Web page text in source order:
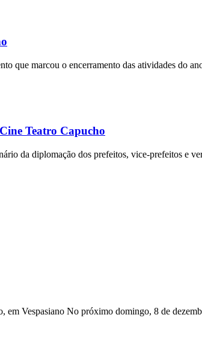
que marcou o encerramento das atividades do
Teatro Capucho
da diplomação dos prefeitos, vice-prefeitos e
em Vespasiano No próximo domingo, 8 de